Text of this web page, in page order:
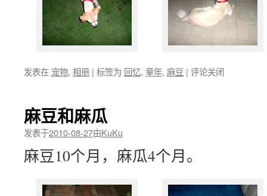
发表在 宠物, 相册 | 标签为 回忆, 童年, 麻豆 | 评论关闭
麻豆和麻瓜
发表于2010-08-27由KuKu
麻豆10个月，麻瓜4个月。